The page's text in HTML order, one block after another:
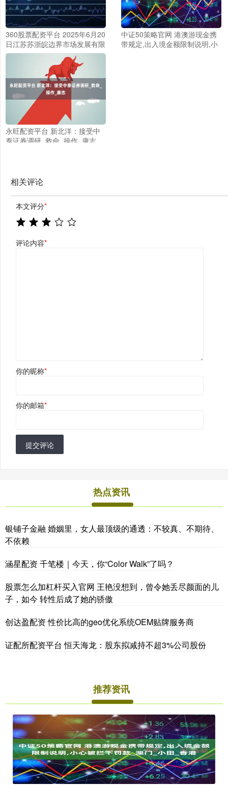
360股票配资平台 2025年6月20
日江苏苏浙皖边界市场发展有限
公司价格行情
中证50策略官网 港澳游现金携
带规定,出入境金额限制说明,小
永旺配资平台 新北洋：接受中
泰证券调研_救命_操作_康志
相关评论
本文评分*
评论内容*
你的昵称*
你的邮箱*
提交评论
热点资讯
银铺子金融 婚姻里，女人最顶级的通透：不较真、不期待、
不依赖
涵星配资 千笔楼｜今天，你“Color Walk”了吗？
股票怎么加杠杆买入官网 王艳没想到，曾令她丢尽颜面的儿
子，如今 转性后成了她的骄傲
创达盈配资 性价比高的geo优化系统OEM贴牌服务商
证配所配资平台 恒天海龙：股东拟减持不超3%公司股份
推荐资讯